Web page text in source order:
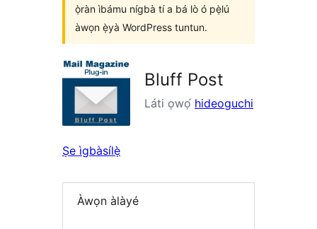
ọ̀ràn ìbámu nígbà tí a bá lò ó pẹ̀lú
àwọn ẹ̀yà WordPress tuntun.
Bluff Post
Láti ọwọ́ hideoguchi
Ṣe ìgbàsílẹ̀
Àwọn àlàyé